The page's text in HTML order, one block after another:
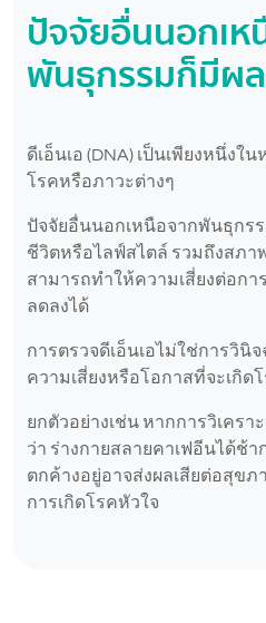
ปัจจัยอื่นนอกเห
พันธุกรรมก็มีผ
ดีเอ็นเอ (DNA) เป็นเพียงหนึ่งใ
โรคหรือภาวะต่างๆ
ปัจจัยอื่นนอกเหนือจากพันธุกร
ชีวิตหรือไลฟ์สไตล์ รวมถึงสภ
สามารถทำให้ความเสี่ยงต่อก
ลดลงได้
การตรวจดีเอ็นเอไม่ใช่การวิ
ความเสี่ยงหรือโอกาสที่จะเกิด
ยกตัวอย่างเช่น หากการวิเครา
ว่า ร่างกายสลายคาเฟอีนได้ช้
ตกค้างอยู่อาจส่งผลเสียต่อสุขภ
การเกิดโรคหัวใจ